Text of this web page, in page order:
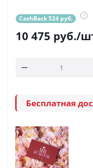
CashBack 524 руб. ?
10 475 руб./
Бесплатная